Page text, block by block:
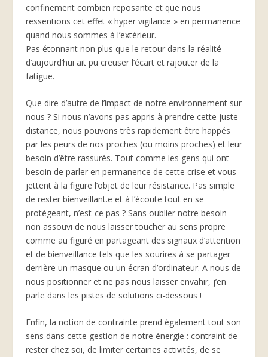
confinement combien reposante et que nous
ressentions cet effet « hyper vigilance » en permanence
quand nous sommes à l’extérieur.
Pas étonnant non plus que le retour dans la réalité
d’aujourd’hui ait pu creuser l’écart et rajouter de la
fatigue.
Que dire d’autre de l’impact de notre environnement sur
nous ? Si nous n’avons pas appris à prendre cette juste
distance, nous pouvons très rapidement être happés
par les peurs de nos proches (ou moins proches) et leur
besoin d’être rassurés. Tout comme les gens qui ont
besoin de parler en permanence de cette crise et vous
jettent à la figure l’objet de leur résistance. Pas simple
de rester bienveillant.e et à l’écoute tout en se
protégeant, n’est-ce pas ? Sans oublier notre besoin
non assouvi de nous laisser toucher au sens propre
comme au figuré en partageant des signaux d’attention
et de bienveillance tels que les sourires à se partager
derrière un masque ou un écran d’ordinateur. A nous de
nous positionner et ne pas nous laisser envahir, j’en
parle dans les pistes de solutions ci-dessous !
Enfin, la notion de contrainte prend également tout son
sens dans cette gestion de notre énergie : contraint de
rester chez soi, de limiter certaines activités, de se